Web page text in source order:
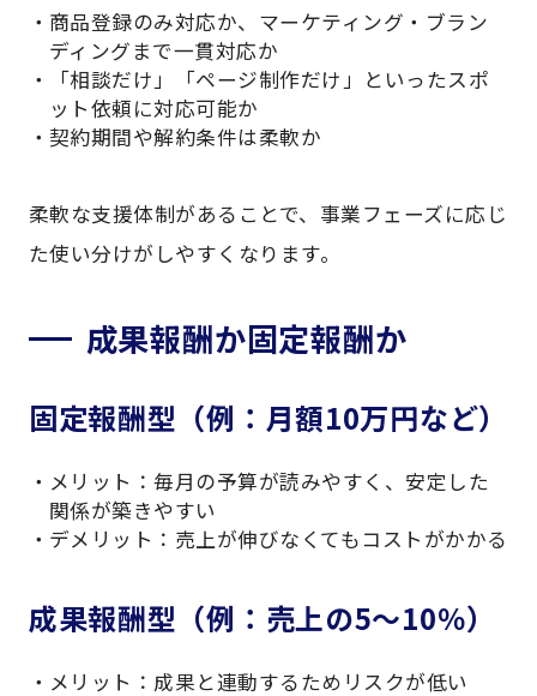
商品登録のみ対応か、マーケティング・ブラン
ディングまで一貫対応か
「相談だけ」「ページ制作だけ」といったスポ
ット依頼に対応可能か
契約期間や解約条件は柔軟か
柔軟な支援体制があることで、事業フェーズに応じ
た使い分けがしやすくなります。
成果報酬か固定報酬か
固定報酬型（例：月額10万円など）
メリット：毎月の予算が読みやすく、安定した
関係が築きやすい
デメリット：売上が伸びなくてもコストがかかる
成果報酬型（例：売上の5〜10％）
メリット：成果と連動するためリスクが低い